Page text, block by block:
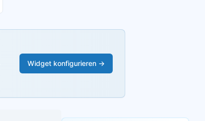
Widget konfigurieren →